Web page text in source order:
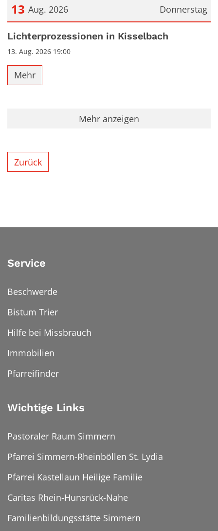
Donnerstag
13 Aug. 2026
Datum: 13. August 2026
Lichterprozessionen in Kisselbach
13. Aug. 2026 19:00
Mehr
Mehr anzeigen
Zurück
Service
Beschwerde
Bistum Trier
Hilfe bei Missbrauch
Immobilien
Pfarreifinder
Wichtige Links
Pastoraler Raum Simmern
Pfarrei Simmern-Rheinböllen St. Lydia
Pfarrei Kastellaun Heilige Familie
Caritas Rhein-Hunsrück-Nahe
Familienbildungsstätte Simmern